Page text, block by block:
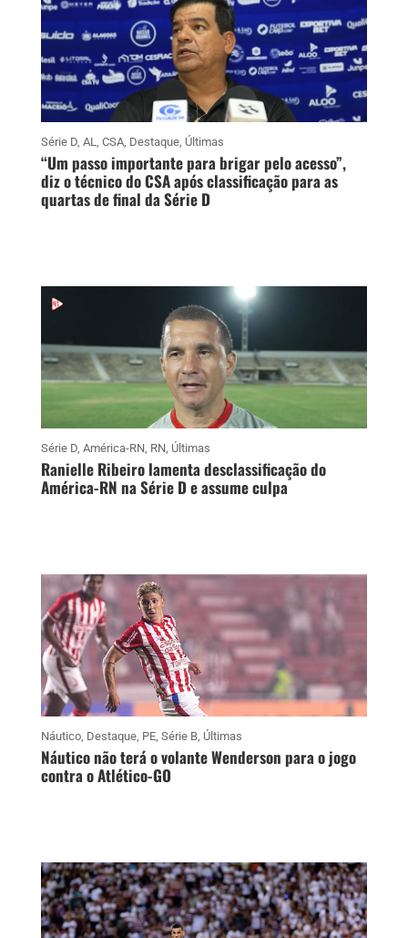
Série D, AL, CSA, Destaque, Últimas
“Um passo importante para brigar pelo acesso”,
diz o técnico do CSA após classificação para as
quartas de final da Série D
Série D, América-RN, RN, Últimas
Ranielle Ribeiro lamenta desclassificação do
América-RN na Série D e assume culpa
Náutico, Destaque, PE, Série B, Últimas
Náutico não terá o volante Wenderson para o jogo
contra o Atlético-GO